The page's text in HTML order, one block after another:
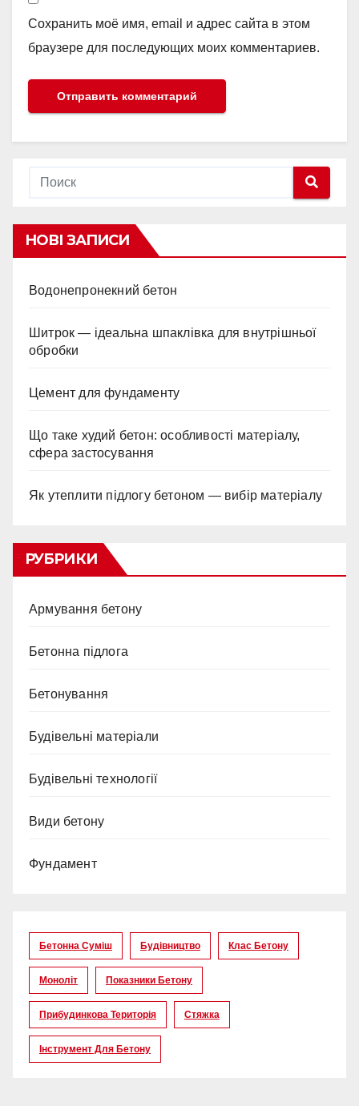
Сохранить моё имя, email и адрес сайта в этом
браузере для последующих моих комментариев.
НОВІ ЗАПИСИ
Водонепронекний бетон
Шитрок — ідеальна шпаклівка для внутрішньої
обробки
Цемент для фундаменту
Що таке худий бетон: особливості матеріалу,
сфера застосування
Як утеплити підлогу бетоном — вибір матеріалу
РУБРИКИ
Армування бетону
Бетонна підлога
Бетонування
Будівельні матеріали
Будівельні технології
Види бетону
Фундамент
Бетонна Суміш Будівництво Клас Бетону
Моноліт Показники Бетону
Прибудинкова Територія Стяжка
Інструмент Для Бетону